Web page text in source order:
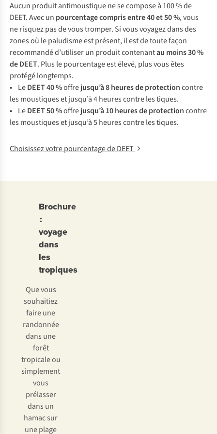
Aucun produit antimoustique ne se compose à 100 % de
DEET. Avec un pourcentage compris entre 40 et 50 %, vous
ne risquez pas de vous tromper. Si vous voyagez dans des
zones où le paludisme est présent, il est de toute façon
recommandé d’utiliser un produit contenantau moins 30 %
de DEET. Plus le pourcentage est élevé, plus vous êtes
protégé longtemps.
• LeDEET 40 %offrejusqu’à 8 heures de protectioncontre
les moustiques et jusqu’à 4 heures contre les tiques.
• LeDEET 50 %offrejusqu’à 10 heures de protectioncontre
les moustiques et jusqu’à 5 heures contre les tiques.
Choisissez votre pourcentage de DEET
Brochure
:
voyage
dans
les
tropiques
Que vous
souhaitiez
faire une
randonnée
dans une
forêt
tropicale ou
simplement
vous
prélasser
dans un
hamac sur
une plage